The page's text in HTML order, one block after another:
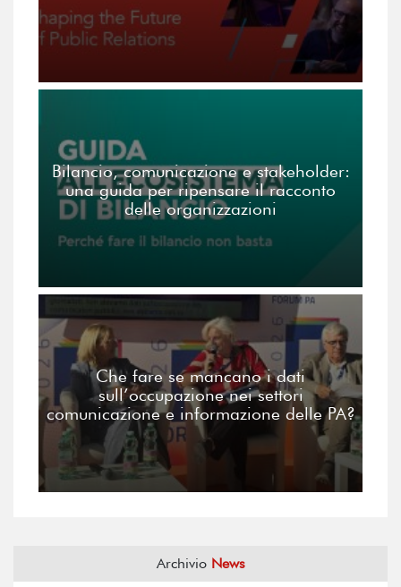
Bilancio, comunicazione e stakeholder:
una guida per ripensare il racconto
delle organizzazioni
Che fare se mancano i dati
sull’occupazione nei settori
comunicazione e informazione delle PA?
Archivio News